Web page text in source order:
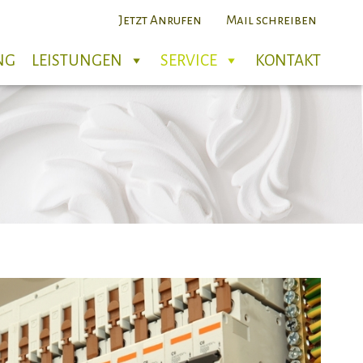
Jetzt Anrufen Mail schreiben
LEISTUNGEN SERVICE KONTAKT